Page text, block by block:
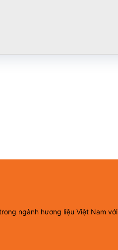
ngành hương liệu Việt Nam